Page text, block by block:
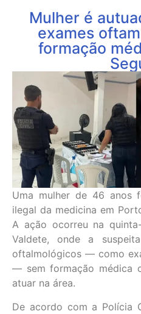
Mulher é
exames
formação
Uma mulher de 46 anos
ilegal da medicina em
A ação ocorreu na
Valdete, onde a
oftalmológicos — como
— sem formação médica
atuar na área.
De acordo com a Polícia